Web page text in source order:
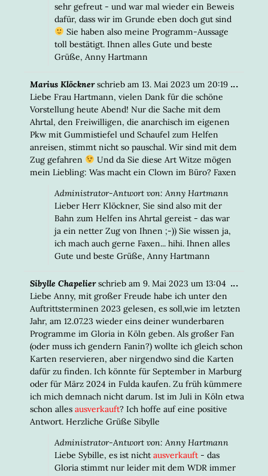
sehr gefreut - und war mal wieder ein Beweis
dafür, dass wir im Grunde eben doch gut sind
Sie haben also meine Programm-Aussage
toll bestätigt. Ihnen alles Gute und beste
Grüße, Anny Hartmann
Marius Klöcknerschrieb am 13. Mai 2023 um 20:19
Liebe Frau Hartmann, vielen Dank für die schöne
Vorstellung heute Abend! Nur die Sache mit dem
Ahrtal, den Freiwilligen, die anarchisch im eigenen
Pkw mit Gummistiefel und Schaufel zum Helfen
anreisen, stimmt nicht so pauschal. Wir sind mit dem
Zug gefahren
Und da Sie diese Art Witze mögen
mein Liebling: Was macht ein Clown im Büro? Faxen
Administrator-Antwort von: Anny Hartmann
Lieber Herr Klöckner, Sie sind also mit der
Bahn zum Helfen ins Ahrtal gereist - das war
ja ein netter Zug von Ihnen ;-)) Sie wissen ja,
ich mach auch gerne Faxen... hihi. Ihnen alles
Gute und beste Grüße, Anny Hartmann
...DIESE
Sibylle Chapelierschrieb am 9. Mai 2023 um 13:04
Liebe Anny, mit großer Freude habe ich unter den
Auftrittsterminen 2023 gelesen, es soll,wie im letzten
Jahr, am 12.07.23 wieder eins deiner wunderbaren
Programme im Gloria in Köln geben. Als großer Fan
(oder muss ich gendern Fanin?) wollte ich gleich schon
Karten reservieren, aber nirgendwo sind die Karten
dafür zu finden. Ich könnte für September in Marburg
oder für März 2024 in Fulda kaufen. Zu früh kümmere
ich mich demnach nicht darum. Ist im Juli in Köln etwa
schon alles ausverkauft? Ich hoffe auf eine positive
Antwort. Herzliche Grüße Sibylle
Administrator-Antwort von: Anny Hartmann
Liebe Sybille, es ist nicht ausverkauft - das
Gloria stimmt nur leider mit dem WDR immer
...DIESE
EIN-/